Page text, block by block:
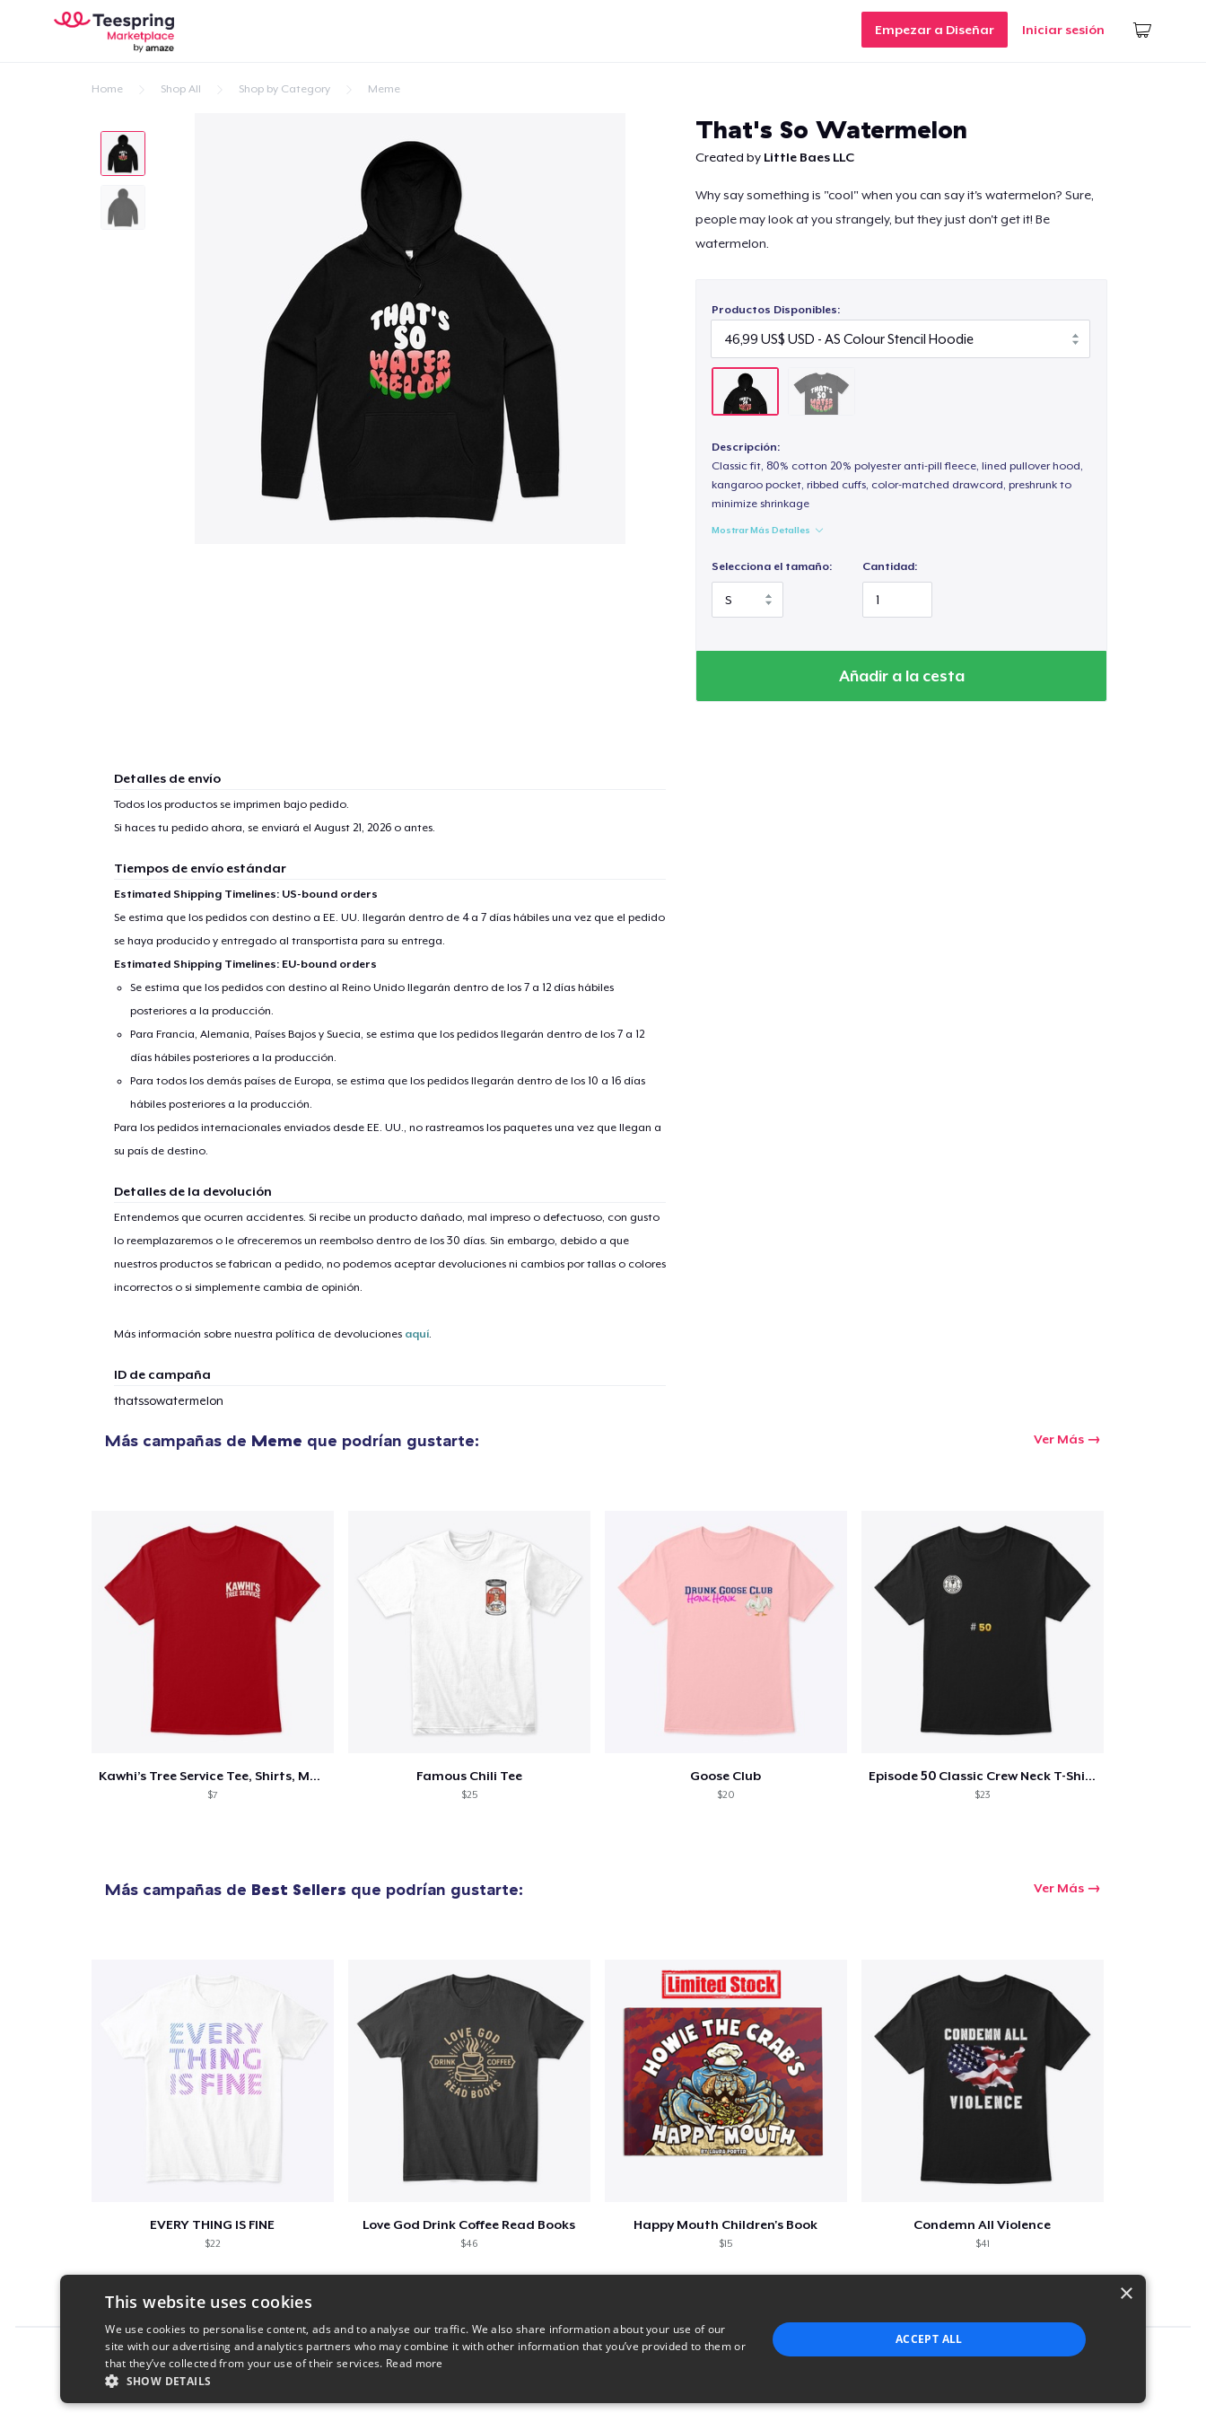
Empezar a Diseñar Iniciar sesión
Home Shop All Shop by Category Meme
That's So Watermelon
Created by Little Baes LLC
Why say something is "cool" when you can say it's watermelon? Sure,
people may look at you strangely, but they just don't get it! Be
watermelon.
Productos Disponibles:
Descripción:
Classic fit, 80% cotton 20% polyester anti-pill fleece, lined pullover hood,
kangaroo pocket, ribbed cuffs, color-matched drawcord, preshrunk to
minimize shrinkage
Mostrar Más Detalles
Selecciona el tamaño: Cantidad:
Añadir a la cesta
Detalles de envío
Todos los productos se imprimen bajo pedido.
Si haces tu pedido ahora, se enviará el August 21, 2026o antes.
Tiempos de envío estándar
Estimated Shipping Timelines: US-bound orders
Se estima que los pedidos con destino a EE. UU. llegarán dentro de 4 a 7 días hábiles una vez que el pedido
se haya producido y entregado al transportista para su entrega.
Estimated Shipping Timelines: EU-bound orders
Se estima que los pedidos con destino al Reino Unido llegarán dentro de los 7 a 12 días hábiles
posteriores a la producción.
Para Francia, Alemania, Países Bajos y Suecia, se estima que los pedidos llegarán dentro de los 7 a 12
días hábiles posteriores a la producción.
Para todos los demás países de Europa, se estima que los pedidos llegarán dentro de los 10 a 16 días
hábiles posteriores a la producción.
Para los pedidos internacionales enviados desde EE. UU., no rastreamos los paquetes una vez que llegan a
su país de destino.
Detalles de la devolución
Entendemos que ocurren accidentes. Si recibe un producto dañado, mal impreso o defectuoso, con gusto
lo reemplazaremos o le ofreceremos un reembolso dentro de los 30 días. Sin embargo, debido a que
nuestros productos se fabrican a pedido, no podemos aceptar devoluciones ni cambios por tallas o colores
incorrectos o si simplemente cambia de opinión.
Más información sobre nuestra política de devoluciones aquí.
ID de campaña
thatssowatermelon
Más campañas de Meme que podrían gustarte: Ver Más
Kawhi’s Tree Service Tee, Shirts, Mug
$7
Famous Chili Tee
$25
Goose Club
$20
Episode 50 Classic Crew Neck T-Shirt
$23
Más campañas de Best Sellers que podrían gustarte: Ver Más
EVERY THING IS FINE
$22
Love God Drink Coffee Read Books
$46
Happy Mouth Children's Book
$15
Condemn All Violence
$41
Report this product
1artículo añadido al
AS Colour Stencil Hoodie
24,80 US$
×
This website uses cookies
We use cookies to personalise content, ads and to analyse our traffic. We also share information about your use of our
site with our advertising and analytics partners who may combine it with other information that you’ve provided to them or
that they’ve collected from your use of their services. Read more
SHOW DETAILS
ACCEPT ALL